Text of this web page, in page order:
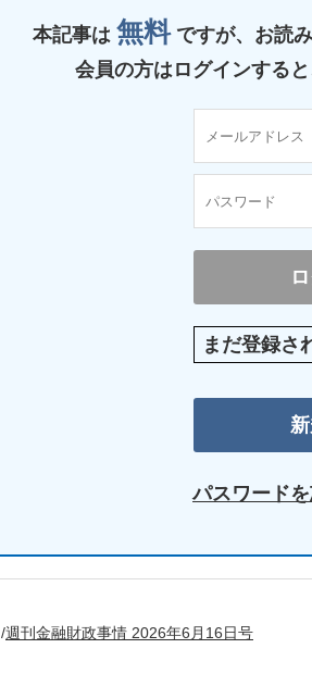
本記事は 無料 ですが、 お読
会員の方はログインすると
まだ登録さ
パスワード
/週刊金融財政事情 2026年6月16日号